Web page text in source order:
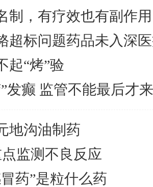
制，有疗效也有副作用
超标问题药品未入深
起“烤”验
发癫 监管不能最后才来
地沟油制药
监测不良反应
药”是粒什么药